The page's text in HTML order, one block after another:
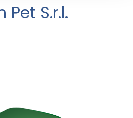
Pet S.r.l.